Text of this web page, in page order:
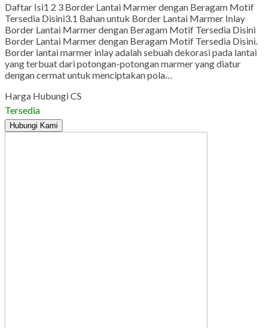
Daftar Isi1 2 3 Border Lantai Marmer dengan Beragam Motif
Tersedia Disini3.1 Bahan untuk Border Lantai Marmer Inlay
Border Lantai Marmer dengan Beragam Motif Tersedia Disini
Border Lantai Marmer dengan Beragam Motif Tersedia Disini.
Border lantai marmer inlay adalah sebuah dekorasi pada lantai
yang terbuat dari potongan-potongan marmer yang diatur
dengan cermat untuk menciptakan pola…
Harga Hubungi CS
Tersedia
Hubungi Kami